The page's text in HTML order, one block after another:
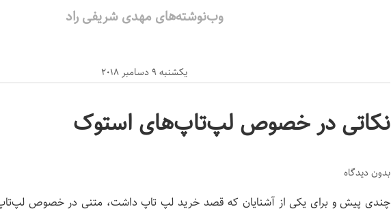
وب‌نوشته‌های مهدی شریفی راد
یکشنبه 9 دسامبر 2018
نکاتی در خصوص لپ‌تاپ‌های استوک
بدون دیدگاه
چندی پیش و برای یکی از آشنایان که قصد خرید لپ تاپ داشت، متنی در خصوص